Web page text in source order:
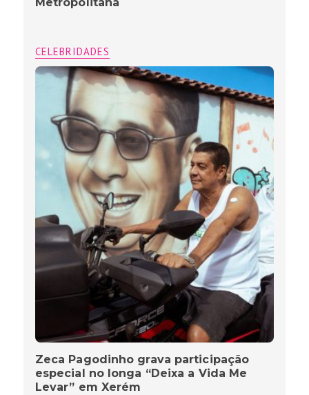
CELEBRIDADES
Zeca Pagodinho grava participação
especial no longa “Deixa a Vida Me
Levar” em Xerém